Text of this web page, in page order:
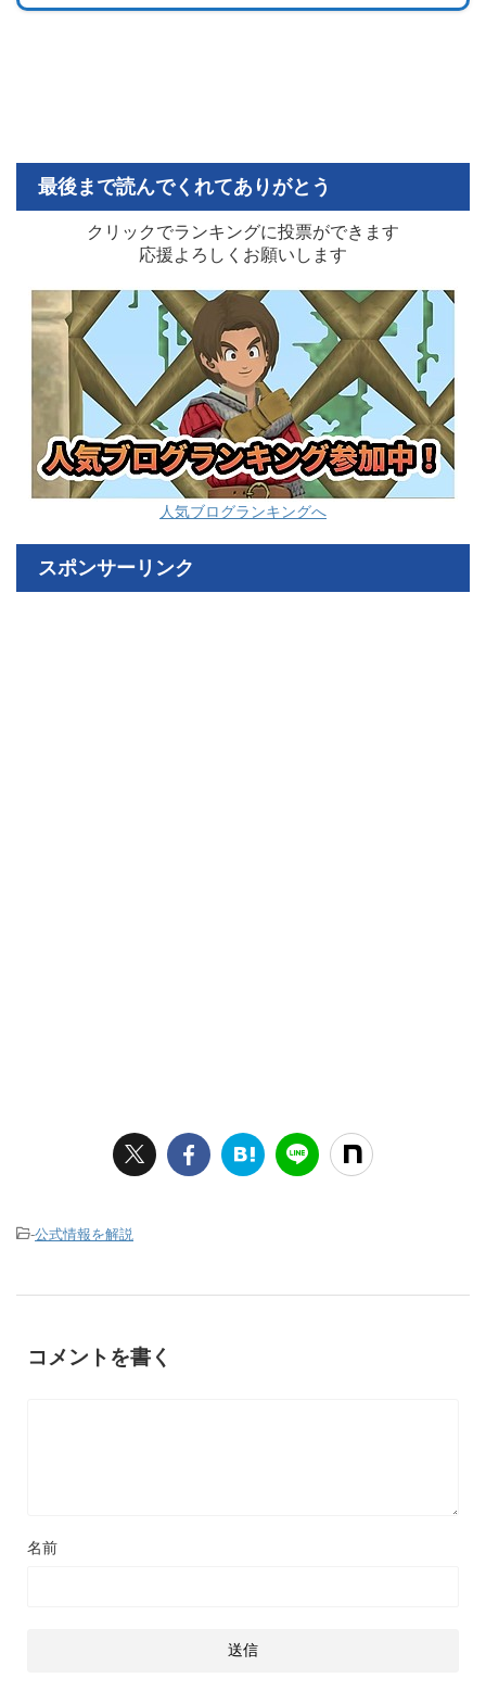
最後まで読んでくれてありがとう
クリックでランキングに投票ができます
応援よろしくお願いします
人気ブログランキングへ
スポンサーリンク
-公式情報を解説
コメントを書く
名前